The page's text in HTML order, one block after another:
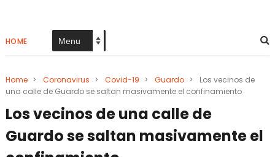
HOME
Home > Coronavirus > Covid-19 > Guardo >
Los vecinos de
una calle de Guardo se saltan masivamente el confinamiento
Los vecinos de una calle de
Guardo se saltan masivamente el